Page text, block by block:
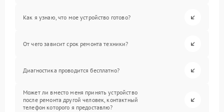
Как я узнаю, что мое устройство готово?
От чего зависит срок ремонта техники?
Диагностика проводится бесплатно?
Может ли вместо меня принять устройство
после ремонта другой человек, контактный
телефон которого я предоставлю?